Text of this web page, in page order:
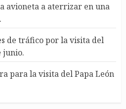
avioneta a aterrizar en una
de tráfico por la visita del
junio.
para la visita del Papa León